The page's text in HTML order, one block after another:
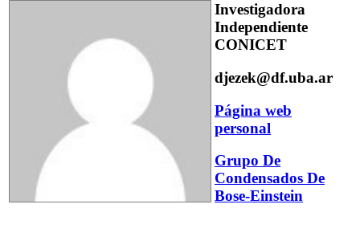
Investigadora
Independiente
CONICET
djezek@df.uba.ar
Página web
personal
Grupo De
Condensados De
Bose-Einstein